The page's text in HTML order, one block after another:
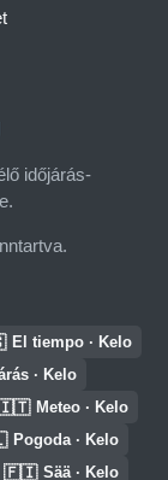
időjárás-
El tiempo · Kelo
· Kelo
Meteo · Kelo
Pogoda · Kelo
🇫🇮 Sää · Kelo